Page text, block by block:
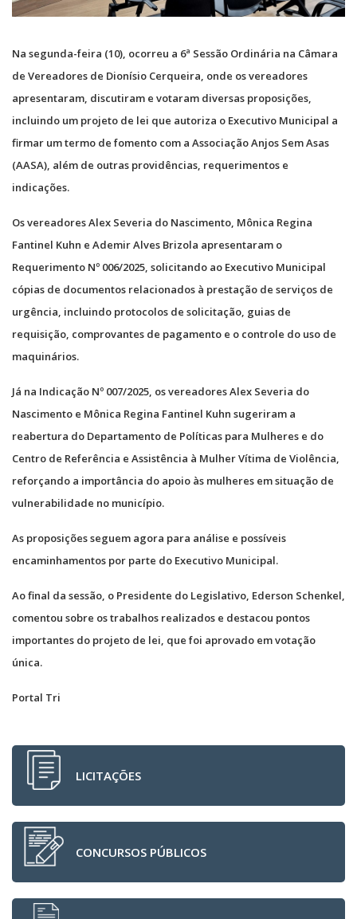
Na segunda-feira (10), ocorreu a 6ª Sessão Ordinária na Câmara
de Vereadores de Dionísio Cerqueira, onde os vereadores
apresentaram, discutiram e votaram diversas proposições,
incluindo um projeto de lei que autoriza o Executivo Municipal a
firmar um termo de fomento com a Associação Anjos Sem Asas
(AASA), além de outras providências, requerimentos e
indicações.
Os vereadores Alex Severia do Nascimento, Mônica Regina
Fantinel Kuhn e Ademir Alves Brizola apresentaram o
Requerimento Nº 006/2025, solicitando ao Executivo Municipal
cópias de documentos relacionados à prestação de serviços de
urgência, incluindo protocolos de solicitação, guias de
requisição, comprovantes de pagamento e o controle do uso de
maquinários.
Já na Indicação Nº 007/2025, os vereadores Alex Severia do
Nascimento e Mônica Regina Fantinel Kuhn sugeriram a
reabertura do Departamento de Políticas para Mulheres e do
Centro de Referência e Assistência à Mulher Vítima de Violência,
reforçando a importância do apoio às mulheres em situação de
vulnerabilidade no município.
As proposições seguem agora para análise e possíveis
encaminhamentos por parte do Executivo Municipal.
Ao final da sessão, o Presidente do Legislativo, Ederson Schenkel,
comentou sobre os trabalhos realizados e destacou pontos
importantes do projeto de lei, que foi aprovado em votação
única.
Portal Tri
LICITAÇÕES
CONCURSOS PÚBLICOS